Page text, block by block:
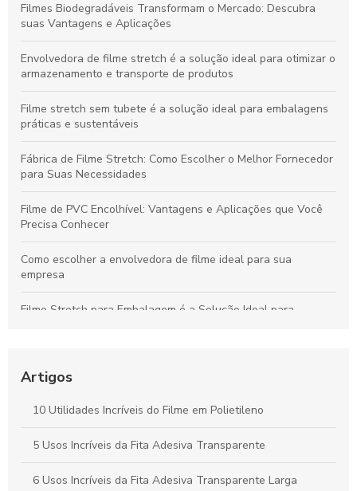
Filmes Biodegradáveis Transformam o Mercado: Descubra
suas Vantagens e Aplicações
Envolvedora de filme stretch é a solução ideal para otimizar o
armazenamento e transporte de produtos
Filme stretch sem tubete é a solução ideal para embalagens
práticas e sustentáveis
Fábrica de Filme Stretch: Como Escolher o Melhor Fornecedor
para Suas Necessidades
Filme de PVC Encolhível: Vantagens e Aplicações que Você
Precisa Conhecer
Como escolher a envolvedora de filme ideal para sua
empresa
Filme Stretch para Embalagem é a Solução Ideal para
úteis
Filme plástico para alimentos: como escolher o melhor para
sua cozinha
Filme plástico stretch: Como escolher o tipo ideal para suas
necessidades
Artigos
10 Utilidades Incríveis do Filme em Polietileno
5 Usos Incríveis da Fita Adesiva Transparente
6 Usos Incríveis da Fita Adesiva Transparente Larga